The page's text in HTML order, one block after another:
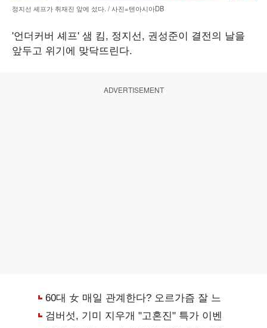
정지선 셰프가 취재진 앞에 섰다. / 사진=텐아시아DB
'언더커버 셰프' 샘 킴, 정지선, 권성준이 결전의 날을
앞두고 위기에 맞닥뜨린다.
ADVERTISEMENT